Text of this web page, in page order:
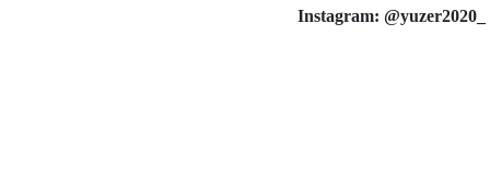
Instagram: @yuzer2020_